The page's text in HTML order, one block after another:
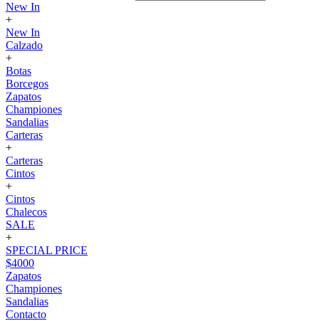
New In
+
New In
Calzado
+
Botas
Borcegos
Zapatos
Championes
Sandalias
Carteras
+
Carteras
Cintos
+
Cintos
Chalecos
SALE
+
SPECIAL PRICE
$4000
Zapatos
Championes
Sandalias
Contacto